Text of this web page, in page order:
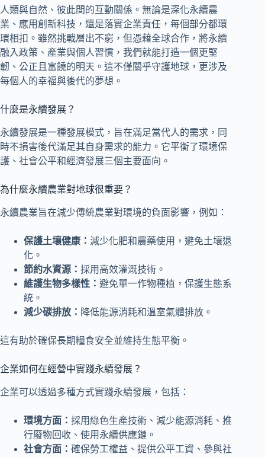
人類與自然、彼此間的互動關係。無論是深化永續農
業、應用創新科技，還是落實企業責任，每個部分都環
環相扣。雖然挑戰層出不窮，但憑藉全球合作，將永續
融入政策、產業與個人習慣，我們就能打造一個更堅
韌、公正且富饒的明天。這不僅關乎守護地球，更涉及
每個人的幸福與後代的夢想。
什麼是永續發展？
永續發展是一種發展模式，旨在滿足當代人的需求，同
時不損害後代滿足其自身需求的能力。它平衡了環境保
護、社會公平和經濟發展三個主要面向。
為什麼永續農業對地球很重要？
永續農業旨在減少傳統農業對環境的負面影響，例如：
保護土壤健康： 減少化肥和農藥使用，避免土壤退
化。
節約水資源： 採用高效灌溉技術。
維護生物多樣性： 避免單一作物種植，保護生態系
統。
減少碳排放： 降低能源消耗和溫室氣體排放。
這有助於確保長期糧食安全並維持生態平衡。
企業如何在經營中實踐永續發展？
企業可以透過多種方式實踐永續發展，包括：
環境方面： 採用綠色生產技術、減少能源消耗、推
行廢物回收、使用永續供應鏈。
社會方面： 確保勞工權益、提供公平工資、參與社